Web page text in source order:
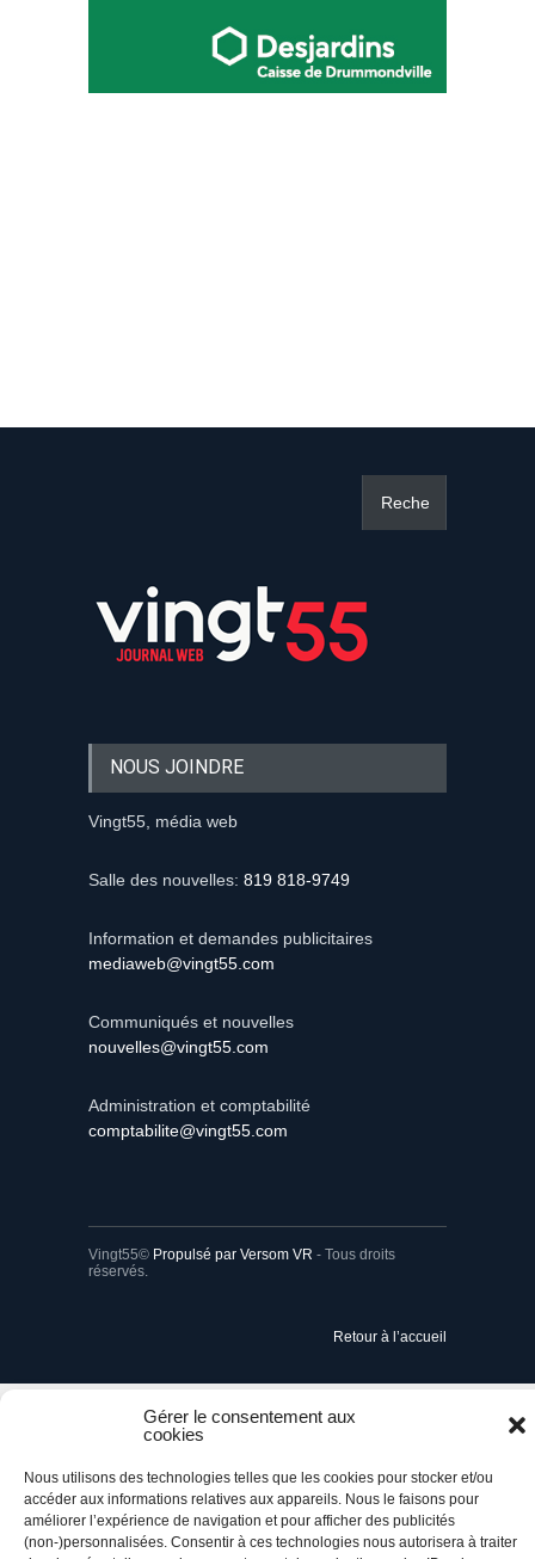
Gérer le consentement aux
cookies
Nous utilisons des technologies telles que les cookies pour stocker et/ou
accéder aux informations relatives aux appareils. Nous le faisons pour
améliorer l’expérience de navigation et pour afficher des publicités
(non-)personnalisées. Consentir à ces technologies nous autorisera à traiter
NOUS JOINDRE
Vingt55, média web
Salle des nouvelles: 819 818-9749
Information et demandes publicitaires
mediaweb@vingt55.com
Communiqués et nouvelles
nouvelles@vingt55.com
Administration et comptabilité
comptabilite@vingt55.com
Vingt55© Propulsé par Versom VR - Tous droits
réservés.
Retour à l’accueil